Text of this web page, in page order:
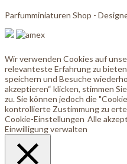
Parfumminiaturen Shop -
Wir verwenden Cookies auf
relevanteste Erfahrung zu
speichern und Besuche
akzeptieren“ klicken, stimmen
zu. Sie können jedoch die
kontrollierte Zustimmung zu
Cookie-Einstellungen Alle
Einwilligung verwalten